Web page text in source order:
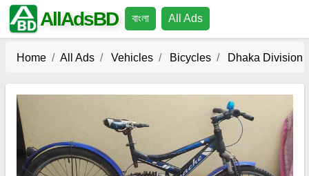
AllAdsBD বাংলা All Ads
Home All Ads Vehicles Bicycles Dhaka Division